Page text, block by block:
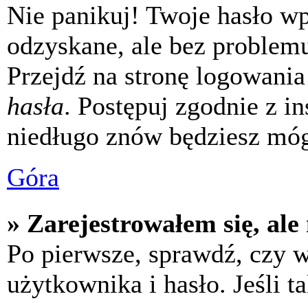
Nie panikuj! Twoje hasło
odzyskane, ale bez
Przejdź na stronę
hasła. Postępuj zgodnie z
niedługo znów będziesz
Góra
» Zarejestrowałem się,
Po pierwsze, sprawdź, czy
użytkownika i hasło. Jeśli